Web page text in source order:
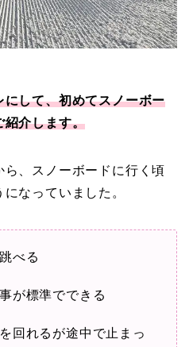
して、初めてスノーボー
紹介します。
、スノーボードに行く頃
なっていました。
べる
が標準でできる
回れるが途中で止まっ